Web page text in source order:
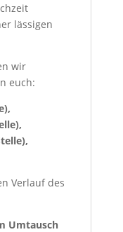
lässigen
wir
euch:
Verlauf des
Umtausch